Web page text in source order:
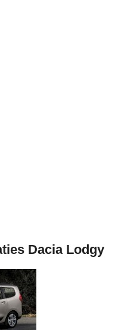
Dacia Lodgy